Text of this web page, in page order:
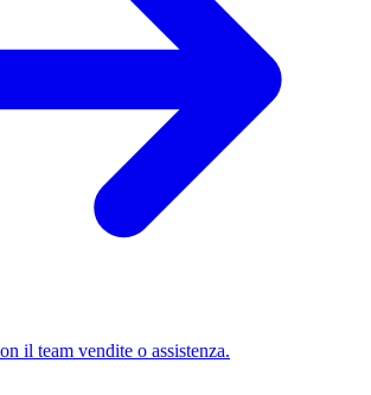
il team vendite o assistenza.